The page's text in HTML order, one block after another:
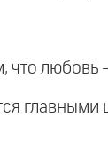
что любовь